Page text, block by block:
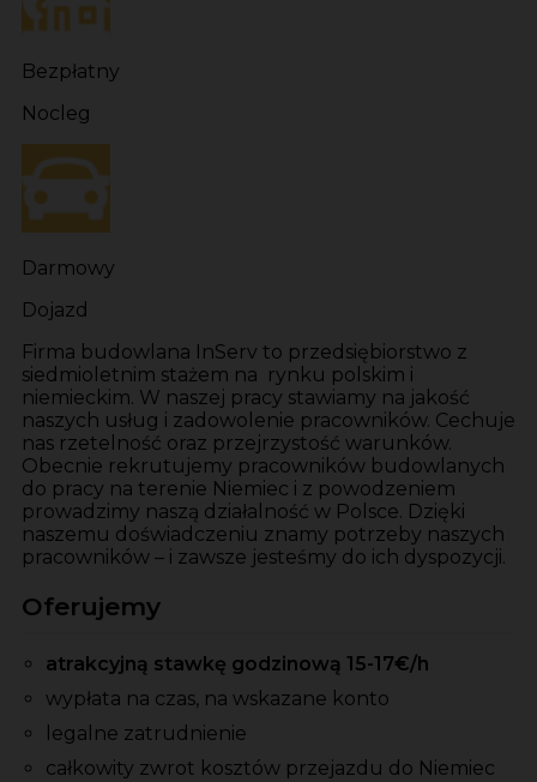
Bezpłatny
Nocleg
Darmowy
Dojazd
Firma budowlana InServ to przedsiębiorstwo z
siedmioletnim stażem na rynku polskim i
niemieckim. W naszej pracy stawiamy na jakość
naszych usług i zadowolenie pracowników. Cechuje
nas rzetelność oraz przejrzystość warunków.
Obecnie rekrutujemy pracowników budowlanych
do pracy na terenie Niemiec i z powodzeniem
prowadzimy naszą działalność w Polsce. Dzięki
naszemu doświadczeniu znamy potrzeby naszych
pracowników – i zawsze jesteśmy do ich dyspozycji.
Oferujemy
atrakcyjną stawkę godzinową 15-17€/h
wypłata na czas, na wskazane konto
legalne zatrudnienie
całkowity zwrot kosztów przejazdu do Niemiec